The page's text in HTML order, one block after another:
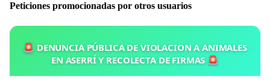
Peticiones promocionadas por otros usuarios
🚨 DENUNCIA PÚBLICA DE VIOLACION A ANIMALES
EN ASERRÍ Y RECOLECTA DE FIRMAS 🚨